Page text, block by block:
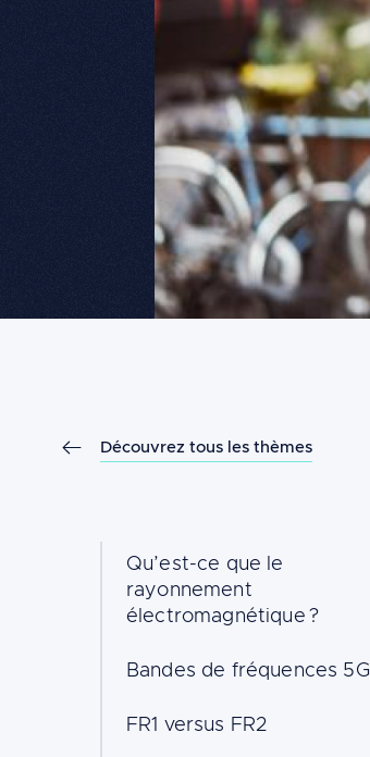
Découvrez tous les thèmes
Qu’est-ce que le
rayonnement
électromagnétique ?
Bandes de fréquences 5G
FR1 versus FR2